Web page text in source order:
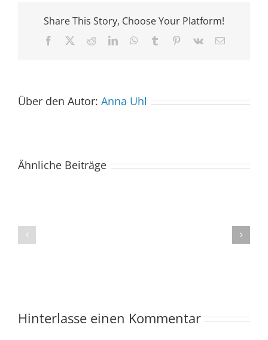
Share This Story, Choose Your Platform!
Facebook RedditLinkedInWhatsApp
Tumblr Pinterest
Vk
E-
Über den Autor: Anna Uhl
Ähnliche Beiträge
dabei
begeistert
Publikum
Hinterlasse einen Kommentar